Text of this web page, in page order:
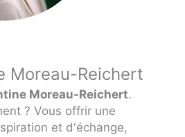
Moreau-Reichert
Moreau-Reichert.
? Vous offrir une
et d'échange,